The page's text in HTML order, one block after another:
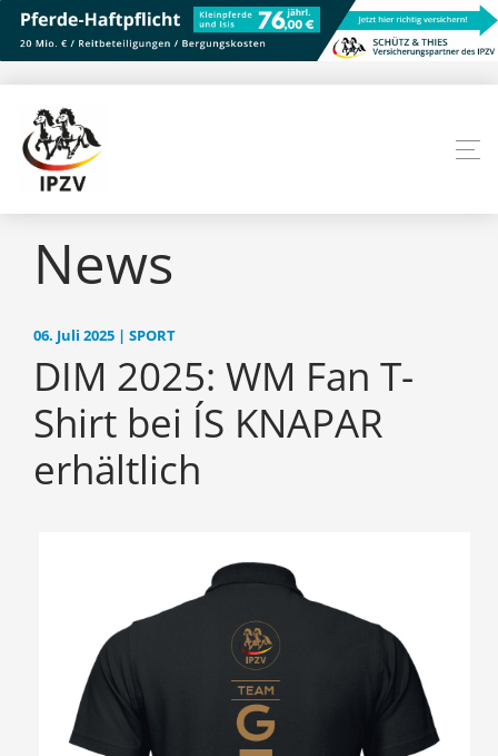
News
06. Juli 2025 | SPORT
DIM 2025: WM Fan T-
Shirt bei ÍS KNAPAR
erhältlich